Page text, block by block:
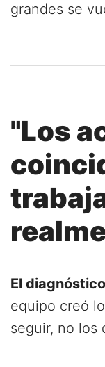
grandes se
"Los
El
equipo creó
seguir, no los